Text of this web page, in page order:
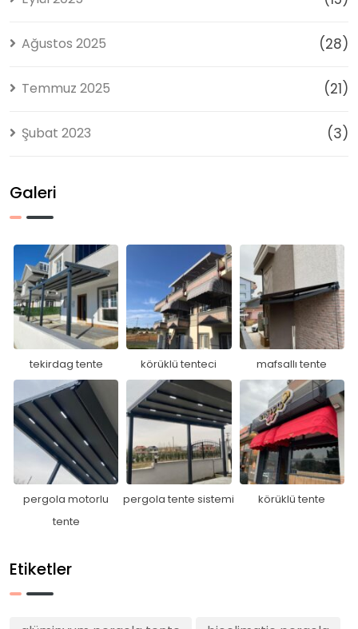
Ağustos 2025 (28)
Temmuz 2025 (21)
Şubat 2023 (3)
Galeri
tekirdag tente körüklü tenteci mafsallı tente
pergola motorlu
tente
pergola tente sistemi körüklü tente
Etiketler